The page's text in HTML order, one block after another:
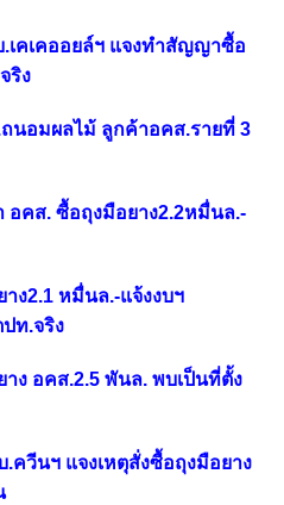
คเคออยล์ฯ แจงทำสัญญาซื้อ
ริง
นอมผลไม้ ลูกค้าอคส.รายที่ 3
อคส. ซื้อถุงมือยาง2.2หมื่นล.-
ง2.1 หมื่นล.-แจ้งงบฯ
ท.จริง
ง อคส.2.5 พันล. พบเป็นที่ตั้ง
วีนฯ แจงเหตุสั่งซื้อถุงมือยาง